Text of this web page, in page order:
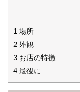
1 場所
2 外観
3 お店の特徴
4 最後に